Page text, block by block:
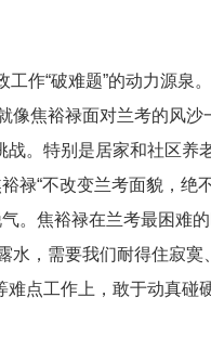
工作“破难题”的动力源泉
像焦裕禄面对兰考的风沙
。特别是居家和社区养
禄“不改变兰考面貌，绝
。焦裕禄在兰考最困难
水，需要我们耐得住寂寞
点工作上，敢于动真碰